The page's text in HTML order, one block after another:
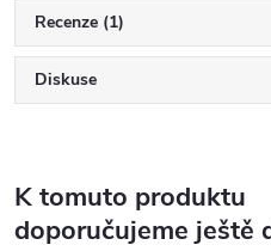
Recenze (1)
Diskuse
K tomuto produktu
doporučujeme ještě